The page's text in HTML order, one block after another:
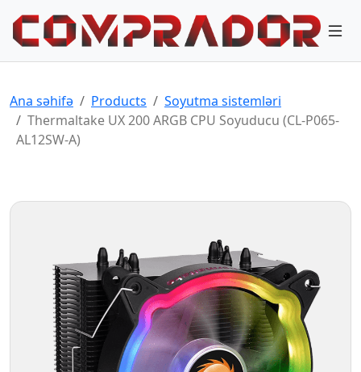
Ana səhifə Products
Soyutma sistemləri
Thermaltake UX 200 ARGB CPU Soyuducu (CL-P065-
AL12SW-A)